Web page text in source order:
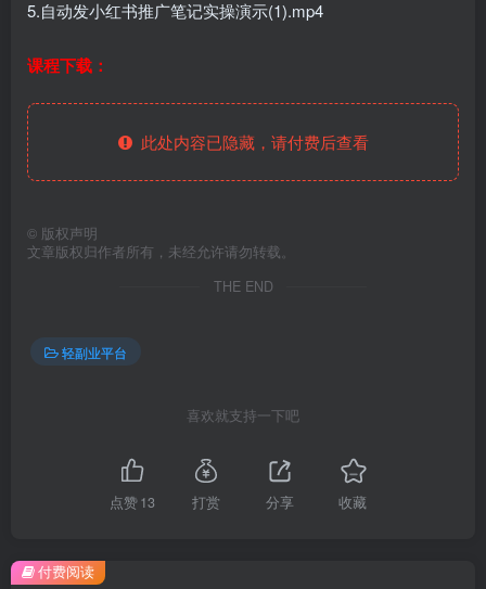
5.自动发小红书推广笔记实操演示(1).mp4
课程下载：
此处内容已隐藏，请付费后查看
© 版权声明
文章版权归作者所有，未经允许请勿转载。
THE END
轻副业平台
喜欢就支持一下吧
点赞13 打赏 分享 收藏
付费阅读